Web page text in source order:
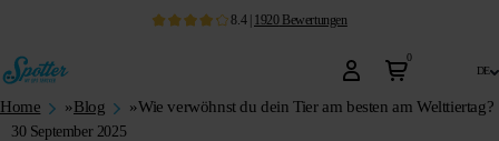
8.4| 1920 Bewertungen
0
de
Home »Blog »Wie verwöhnst du dein Tier am besten am Welttiertag?
30 September 2025